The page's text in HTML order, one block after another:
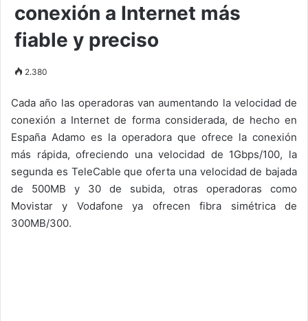
conexión a Internet más
fiable y preciso
2.380
Cada año las operadoras van aumentando la velocidad de
conexión a Internet de forma considerada, de hecho en
España Adamo es la operadora que ofrece la conexión
más rápida, ofreciendo una velocidad de 1Gbps/100, la
segunda es TeleCable que oferta una velocidad de bajada
de 500MB y 30 de subida, otras operadoras como
Movistar y Vodafone ya ofrecen fibra simétrica de
300MB/300.